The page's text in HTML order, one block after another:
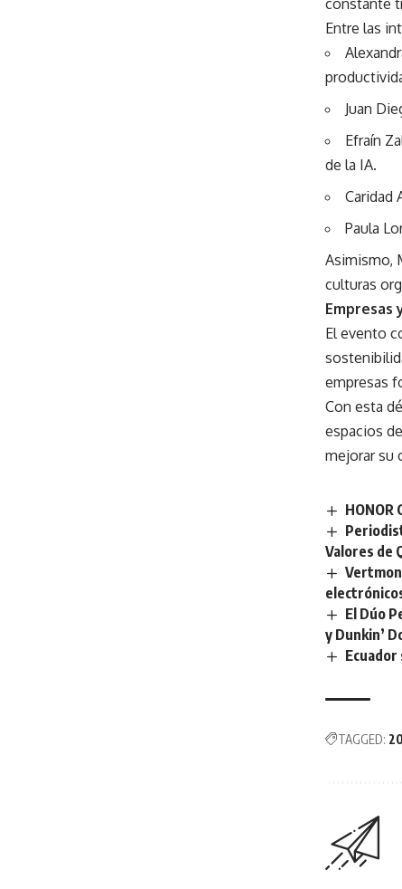
Entre las
Juan
Efraín
de la IA.
Caridad
Paula
Asimismo,
culturas
El evento
empresas
Con esta
espacios
mejorar su
Valores de
El Dúo
y Dunkin’
TAGGED: